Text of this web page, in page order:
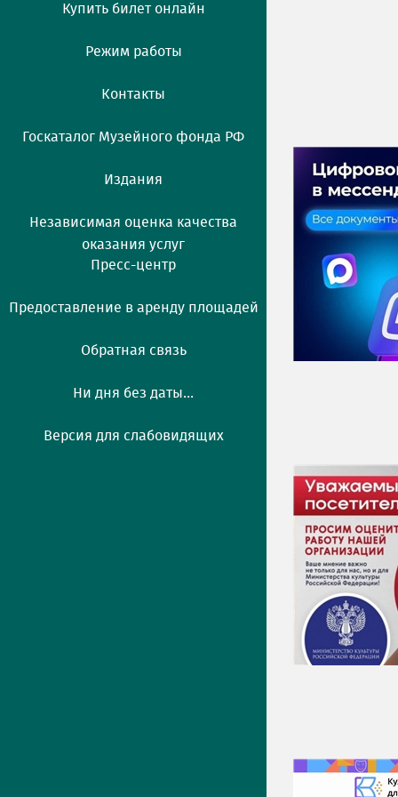
Купить билет онлайн
Режим работы
Контакты
Госкаталог Музейного фонда РФ
Издания
Независимая оценка качества
оказания услуг
Пресс-центр
Предоставление в аренду площадей
Обратная связь
Ни дня без даты...
Версия для слабовидящих